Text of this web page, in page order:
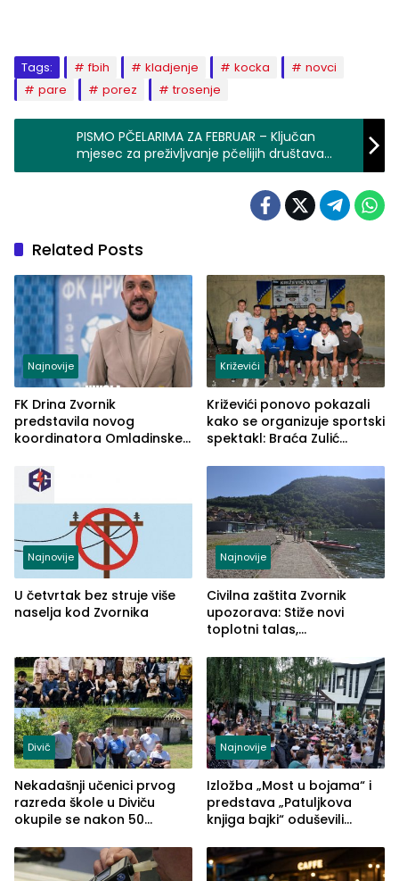
Tags: fbih kladjenje kocka
novci
pare
porez trosenje
PISMO PČELARIMA ZA FEBRUAR – Ključan
mjesec za preživljvanje pčelijih društava
(FOTO+VIDEO)
Related Posts
Najnovije
FK Drina Zvornik
predstavila novog
koordinatora Omladinske
Križevići
Križevići ponovo pokazali
kako se organizuje sportski
spektakl: Braća Zulić
Najnovije
U četvrtak bez struje više
naselja kod Zvornika
Najnovije
Civilna zaštita Zvornik
upozorava: Stiže novi
toplotni talas,
Divič
Nekadašnji učenici prvog
razreda škole u Diviču
okupile se nakon 50
Pašić im održao čas
(FOTO)
Najnovije
Izložba „Most u bojama“ i
predstava „Patuljkova
knjiga bajki“ oduševili